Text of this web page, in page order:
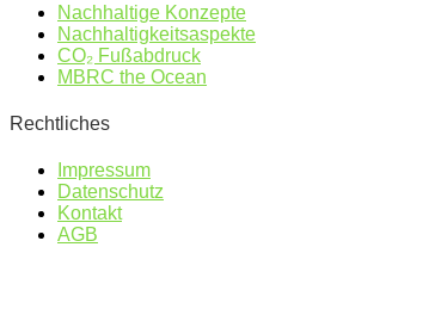
Nachhaltige Konzepte
Nachhaltigkeitsaspekte
CO₂ Fußabdruck
MBRC the Ocean
Rechtliches
Impressum
Datenschutz
Kontakt
AGB